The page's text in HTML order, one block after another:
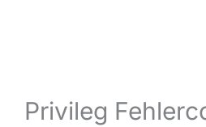
Privileg